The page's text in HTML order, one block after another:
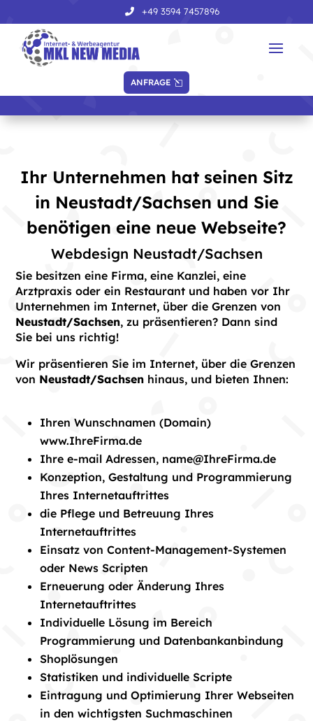
+49 3594 7457896
ANFRAGE
Ihr Unternehmen hat seinen Sitz
in Neustadt/Sachsen und Sie
benötigen eine neue Webseite?
Webdesign Neustadt/Sachsen
Sie besitzen eine Firma, eine Kanzlei, eine
Arztpraxis oder ein Restaurant und haben vor Ihr
Unternehmen im Internet, über die Grenzen von
Neustadt/Sachsen, zu präsentieren? Dann sind
Sie bei uns richtig!
Wir präsentieren Sie im Internet, über die Grenzen
von Neustadt/Sachsen hinaus, und bieten Ihnen:
Ihren Wunschnamen (Domain)
www.IhreFirma.de
Ihre e-mail Adressen, name@IhreFirma.de
Konzeption, Gestaltung und Programmierung
Ihres Internetauftrittes
die Pflege und Betreuung Ihres
Internetauftrittes
Einsatz von Content-Management-Systemen
oder News Scripten
Erneuerung oder Änderung Ihres
Internetauftrittes
Individuelle Lösung im Bereich
Programmierung und Datenbankanbindung
Shoplösungen
Statistiken und individuelle Scripte
Eintragung und Optimierung Ihrer Webseiten
in den wichtigsten Suchmaschinen